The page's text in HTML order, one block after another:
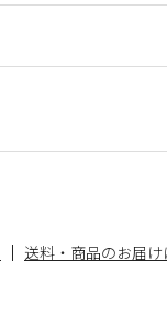
送料・商品のお届け